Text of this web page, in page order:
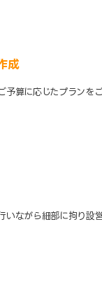
成
予算に応じたプランを
いながら細部に拘り設